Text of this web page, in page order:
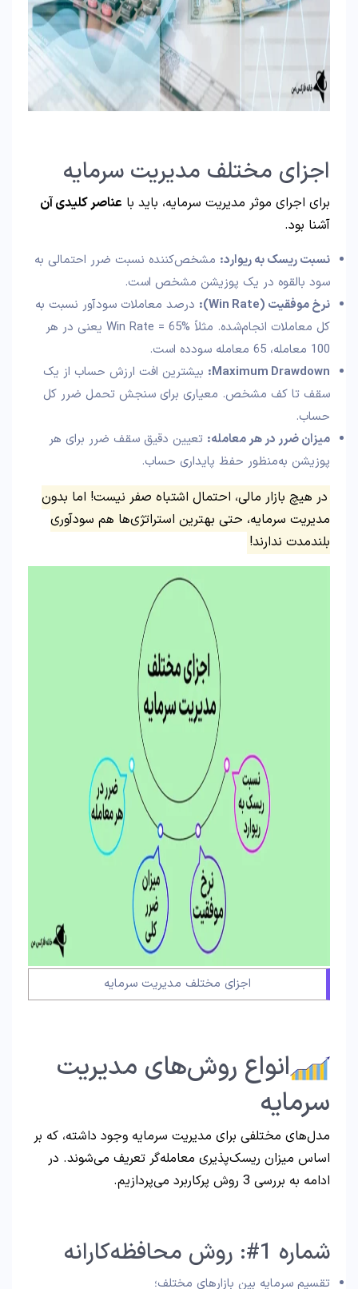
اجزای مختلف مدیریت سرمایه
برای اجرای موثر مدیریت سرمایه، باید با عناصر کلیدی آن
آشنا بود.
نسبت ریسک به ریوارد: مشخص‌کننده نسبت ضرر احتمالی به
سود بالقوه در یک پوزیشن مشخص است.
نرخ موفقیت (Win Rate):
درصد معاملات سودآور نسبت به
کل معاملات انجام‌شده. مثلاً Win Rate = 65% یعنی در هر
100 معامله، 65 معامله سودده است.
Maximum Drawdown: بیشترین افت ارزش حساب از یک
سقف تا کف مشخص. معیاری برای سنجش تحمل ضرر کل
حساب.
میزان ضرر در هر معامله: تعیین دقیق سقف ضرر برای هر
پوزیشن به‌منظور حفظ پایداری حساب.
در هیچ بازار مالی، احتمال اشتباه صفر نیست! اما بدون
مدیریت سرمایه، حتی بهترین استراتژی‌ها هم سودآوری
بلندمدت ندارند!
اجزای مختلف مدیریت سرمایه
انواع روش‌های مدیریت
سرمایه
مدل‌های مختلفی برای مدیریت سرمایه وجود داشته، که بر
اساس میزان ریسک‌پذیری معامله‌گر تعریف می‌شوند. در
ادامه به بررسی 3 روش پرکاربرد می‌پردازیم.
شماره 1#: روش محافظه‌کارانه
تقسیم سرمایه بین بازارهای مختلف؛